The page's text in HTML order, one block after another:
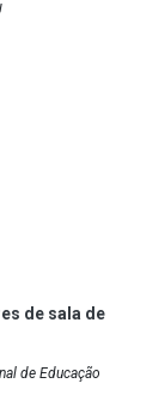
de sala de
de Educação